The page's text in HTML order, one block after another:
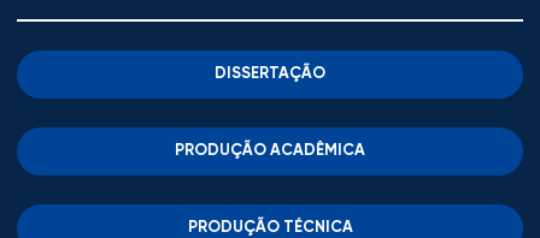
DISSERTAÇÃO
PRODUÇÃO ACADÊMICA
PRODUÇÃO TÉCNICA